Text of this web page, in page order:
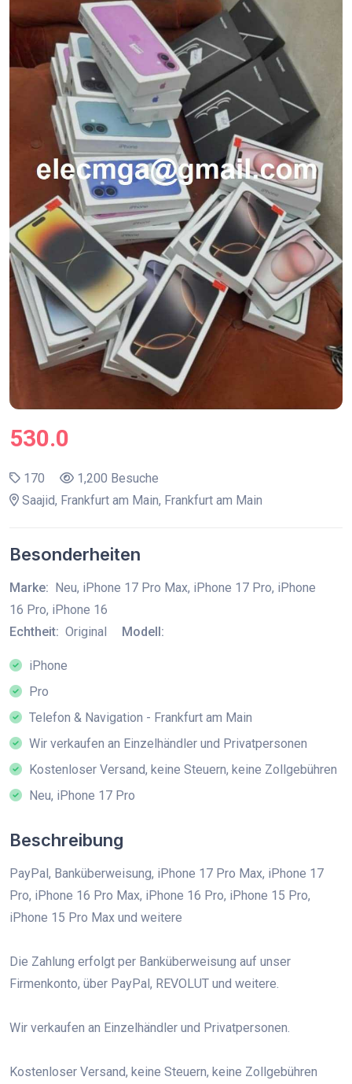
530.0
170
1,200 Besuche
Saajid, Frankfurt am Main, Frankfurt am Main
Besonderheiten
Marke:
Neu, iPhone 17 Pro Max, iPhone 17 Pro, iPhone
16 Pro, iPhone 16
Echtheit: Original Modell:
iPhone
Pro
Telefon & Navigation - Frankfurt am Main
Wir verkaufen an Einzelhändler und Privatpersonen
Kostenloser Versand, keine Steuern, keine Zollgebühren
Neu, iPhone 17 Pro
Beschreibung
PayPal, Banküberweisung, iPhone 17 Pro Max, iPhone 17
Pro, iPhone 16 Pro Max, iPhone 16 Pro, iPhone 15 Pro,
iPhone 15 Pro Max und weitere
Die Zahlung erfolgt per Banküberweisung auf unser
Firmenkonto, über PayPal, REVOLUT und weitere.
Wir verkaufen an Einzelhändler und Privatpersonen.
Kostenloser Versand, keine Steuern, keine Zollgebühren